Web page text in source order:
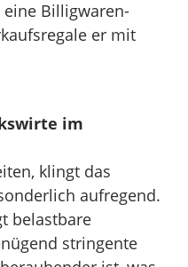
eine Billigwaren-
er mit
im
klingt das
aufregend.
belastbare
stringente